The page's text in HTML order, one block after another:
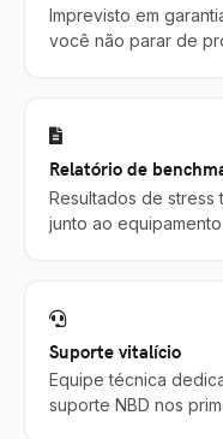
Imprevisto em
você não parar de
Relatório de
Resultados de
junto ao equipamento.
Suporte vitalício
Equipe técnica
suporte NBD nos